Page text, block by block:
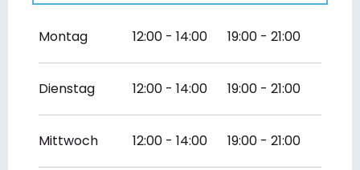
vom1 September 2026bis zum31
Oktober 2026
Montag 12:00 - 14:00 19:00 - 21:00
Dienstag 12:00 - 14:00 19:00 - 21:00
Mittwoch 12:00 - 14:00 19:00 - 21:00